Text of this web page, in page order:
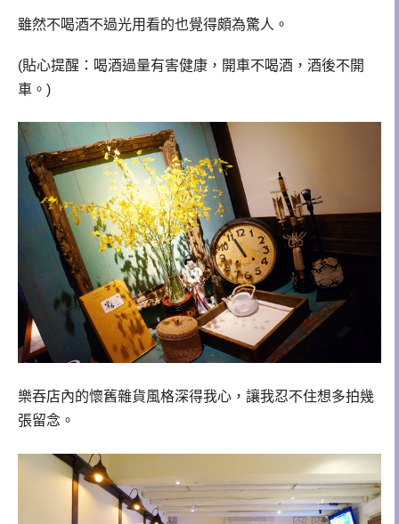
雖然不喝酒不過光用看的也覺得頗為驚人。
(貼心提醒：喝酒過量有害健康，開車不喝酒，酒後不開
車。)
樂吞店內的懷舊雜貨風格深得我心，讓我忍不住想多拍幾
張留念。